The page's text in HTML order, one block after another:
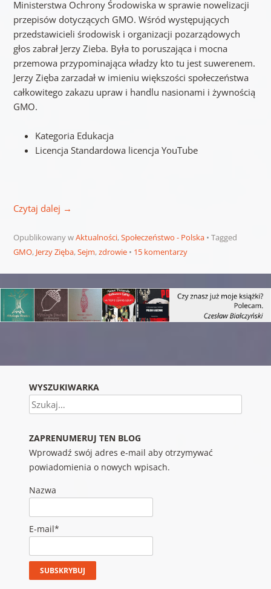
Ministerstwa Ochrony Środowiska w sprawie nowelizacji
przepisów dotyczących GMO. Wśród występujących
przedstawicieli środowisk i organizacji pozarządowych
głos zabrał Jerzy Zieba. Była to poruszająca i mocna
przemowa przypominająca władzy kto tu jest suwerenem.
Jerzy Zięba zarzadał w imieniu większości społeczeństwa
całkowitego zakazu upraw i handlu nasionami i żywnością
GMO.
Kategoria Edukacja
Licencja Standardowa licencja YouTube
Czytaj dalej →
Opublikowany wAktualności,Społeczeństwo - Polska
Tagged
GMO, Jerzy Zięba,Sejm,zdrowie 15 komentarzy
WYSZUKIWARKA
Szukaj
ZAPRENUMERUJ TEN BLOG
Wprowadź swój adres e-mail aby otrzymywać
powiadomienia o nowych wpisach.
Nazwa
E-mail*